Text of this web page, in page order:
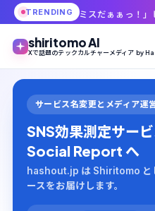
TRENDING
スだぁぁっ！」ヒイロが絶叫する
shiritomo AI
Xで話題のテックカルチャーメディア by
サービス名変更とメディア運
SNS効果測定サー
Social Report へ
hashout.jp は Shiritomo と
ースをお届けします。